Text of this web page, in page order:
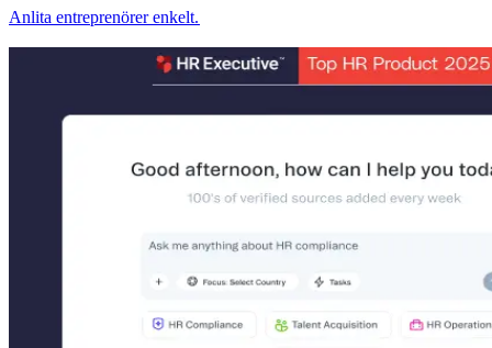
Anlita entreprenörer enkelt.​​